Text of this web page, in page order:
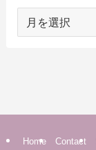
Home Contact